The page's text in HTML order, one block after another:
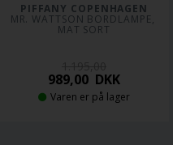
PIFFANY COPENHAGEN
MR. WATTSON BORDLAMPE,
MAT SORT
989,00 DKK
Varen er på lager